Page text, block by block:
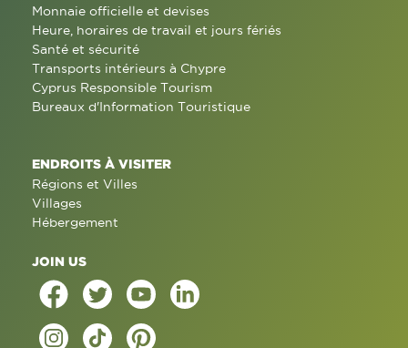
Monnaie officielle et devises
Heure, horaires de travail et jours fériés
Santé et sécurité
Transports intérieurs à Chypre
Cyprus Responsible Tourism
Bureaux d'Information Touristique
ENDROITS À VISITER
Régions et Villes
Villages
Hébergement
JOIN US